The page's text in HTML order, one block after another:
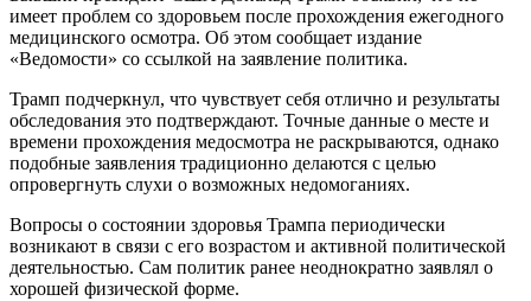
имеет проблем со здоровьем после прохождения ежегодного
медицинского осмотра. Об этом сообщает издание
«Ведомости» со ссылкой на заявление политика.
Трамп подчеркнул, что чувствует себя отлично и результаты
обследования это подтверждают. Точные данные о месте и
времени прохождения медосмотра не раскрываются, однако
подобные заявления традиционно делаются с целью
опровергнуть слухи о возможных недомоганиях.
Вопросы о состоянии здоровья Трампа периодически
возникают в связи с его возрастом и активной политической
деятельностью. Сам политик ранее неоднократно заявлял о
хорошей физической форме.